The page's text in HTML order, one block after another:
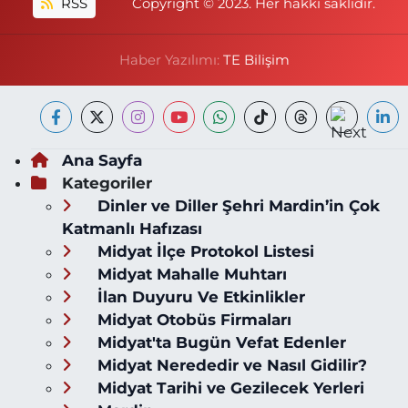
RSS Copyright © 2023. Her hakkı saklıdır.
Haber Yazılımı: TE Bilişim
Ana Sayfa
Kategoriler
Dinler ve Diller Şehri Mardin’in Çok
Katmanlı Hafızası
Midyat İlçe Protokol Listesi
Midyat Mahalle Muhtarı
İlan Duyuru Ve Etkinlikler
Midyat Otobüs Firmaları
Midyat'ta Bugün Vefat Edenler
Midyat Nerededir ve Nasıl Gidilir?
Midyat Tarihi ve Gezilecek Yerleri